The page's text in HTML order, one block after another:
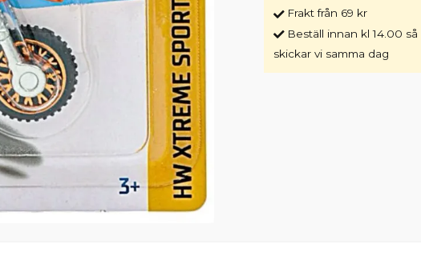
Frakt från 69 kr
Beställ innan kl 14.00 så
skickar vi samma dag